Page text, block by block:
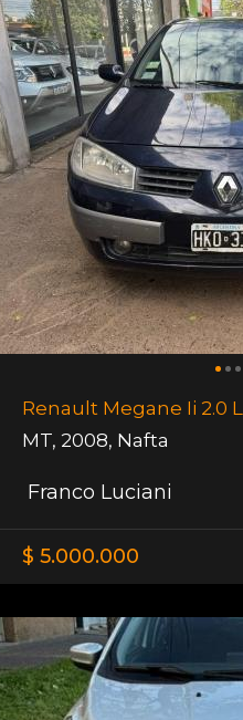
Renault Megane Ii 2.0
MT, 2008, Nafta
Franco Luciani
$ 5.000.000